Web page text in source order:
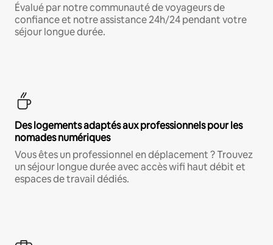
Évalué par notre communauté de voyageurs de
confiance et notre assistance 24h/24 pendant votre
séjour longue durée.
Des logements adaptés aux professionnels pour les
nomades numériques
Vous êtes un professionnel en déplacement ? Trouvez
un séjour longue durée avec accès wifi haut débit et
espaces de travail dédiés.